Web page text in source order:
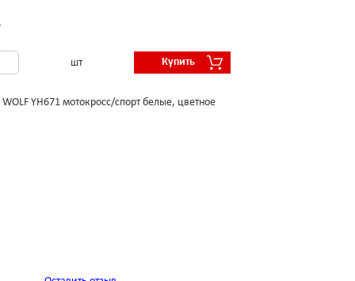
шт Купить
YH671 мотокросс/спорт белые, цветное